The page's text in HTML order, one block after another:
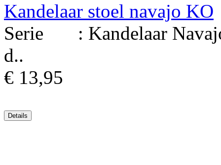
Kandelaar stoel navajo KO
Serie : Kandelaar
d..
€ 13,95